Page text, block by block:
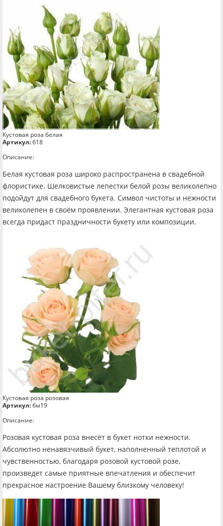
Кустовая роза белая
Артикул:б18
Описание:
Белая кустовая роза широко распространена в свадебной
флористике. Шелковистые лепестки белой розы великолепно
подойдут для свадебного букета. Символ чистоты и нежности
великолепен в своём проявлении. Элегантная кустовая роза
всегда придаст праздничности букету или композиции.
Кустовая роза розовая
Артикул:бм19
Описание:
Розовая кустовая роза внесёт в букет нотки нежности.
Абсолютно ненавязчивый букет, наполненный теплотой и
чувственностью, благодаря розовой кустовой розе,
произведет самые приятные впечатления и обеспечит
прекрасное настроение Вашему близкому человеку!